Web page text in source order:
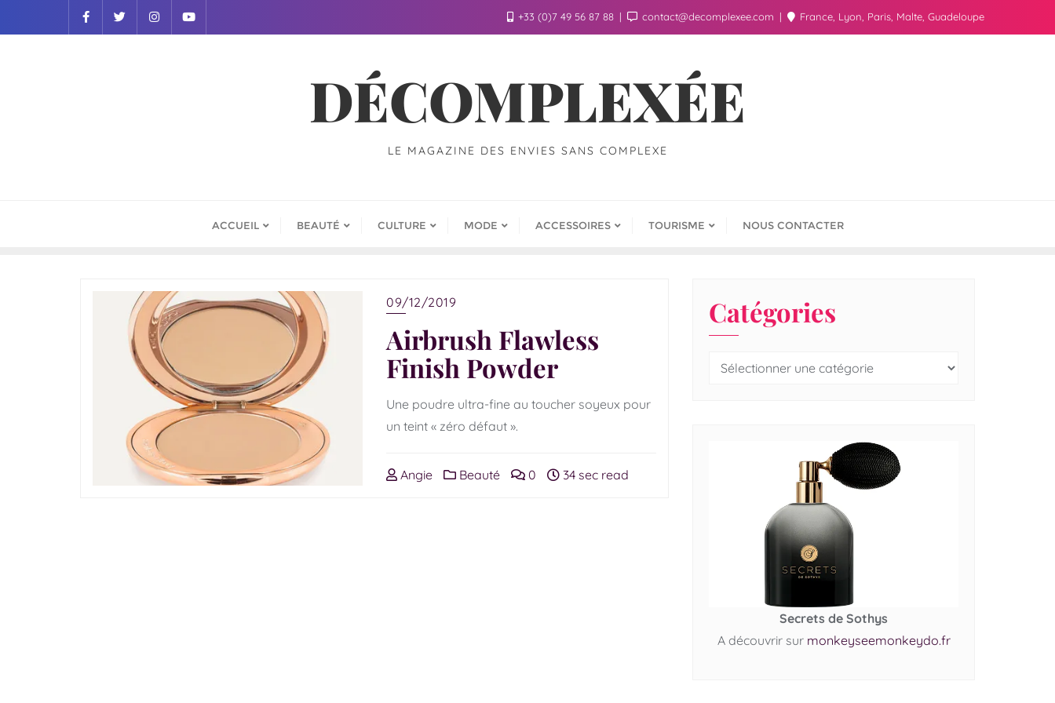
+33 (0)7 49 56 87 88 contact@decomplexee.com France, Lyon, Paris, Malte, Guadeloupe
DÉCOMPLEXÉE
LE MAGAZINE DES ENVIES SANS COMPLEXE
ACCUEIL BEAUTÉ CULTURE MODE ACCESSOIRES TOURISME NOUS CONTACTER
09/12/2019
Airbrush Flawless
Finish Powder
Une poudre ultra-fine au toucher soyeux pour
un teint « zéro défaut ».
Angie Beauté 0 34 sec read
Catégories
Secrets de Sothys
A découvrir sur monkeyseemonkeydo.fr